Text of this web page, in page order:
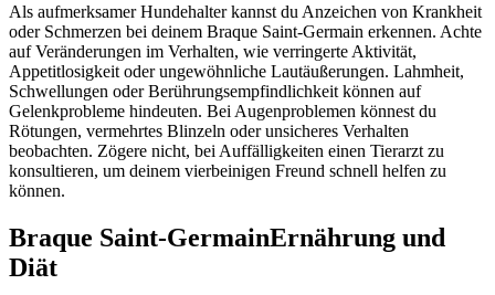
Als aufmerksamer Hundehalter kannst du Anzeichen von Krankheit
oder Schmerzen bei deinem Braque Saint-Germain erkennen. Achte
auf Veränderungen im Verhalten, wie verringerte Aktivität,
Appetitlosigkeit oder ungewöhnliche Lautäußerungen. Lahmheit,
Schwellungen oder Berührungsempfindlichkeit können auf
Gelenkprobleme hindeuten. Bei Augenproblemen könnest du
Rötungen, vermehrtes Blinzeln oder unsicheres Verhalten
beobachten. Zögere nicht, bei Auffälligkeiten einen Tierarzt zu
konsultieren, um deinem vierbeinigen Freund schnell helfen zu
können.
Braque Saint-GermainErnährung und
Diät